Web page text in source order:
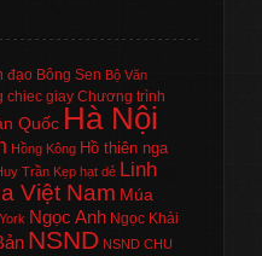
đạo Bông Sen Bộ Văn
chiec giay Chương trình
Quốc Hà Nội
Hồng Kông Hồ thiên nga
Trần Kẹp hạt dẻ Linh
Việt Nam Múa
Ngọc Anh Ngọc Khải
NSND NSND CHU